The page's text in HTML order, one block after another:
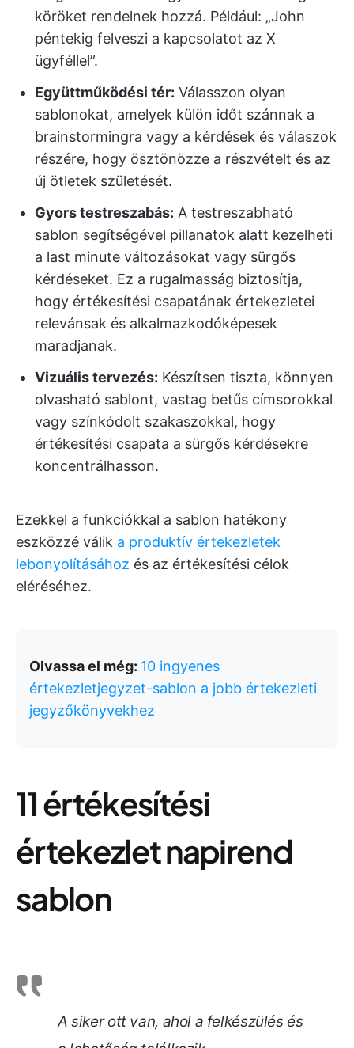
köröket rendelnek hozzá. Például: „John
péntekig felveszi a kapcsolatot az X
ügyféllel”.
Együttműködési tér: Válasszon olyan
sablonokat, amelyek külön időt szánnak a
brainstormingra vagy a kérdések és válaszok
részére, hogy ösztönözze a részvételt és az
új ötletek születését.
Gyors testreszabás: A testreszabható
sablon segítségével pillanatok alatt kezelheti
a last minute változásokat vagy sürgős
kérdéseket. Ez a rugalmasság biztosítja,
hogy értékesítési csapatának értekezletei
relevánsak és alkalmazkodóképesek
maradjanak.
Vizuális tervezés: Készítsen tiszta, könnyen
olvasható sablont, vastag betűs címsorokkal
vagy színkódolt szakaszokkal, hogy
értékesítési csapata a sürgős kérdésekre
koncentrálhasson.
Ezekkel a funkciókkal a sablon hatékony
eszközzé válik a produktív értekezletek
lebonyolításához és az értékesítési célok
eléréséhez.
Olvassa el még: 10 ingyenes
értekezletjegyzet-sablon a jobb értekezleti
jegyzőkönyvekhez
11 értékesítési
értekezlet napirend
sablon
A siker ott van, ahol a felkészülés és